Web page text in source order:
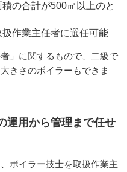
の合計が500㎡以上のと
作業主任者に選任可能
」に関するもので、二級で
きさのボイラーもできま
運用から管理まで任せ
ボイラー技士を取扱作業主